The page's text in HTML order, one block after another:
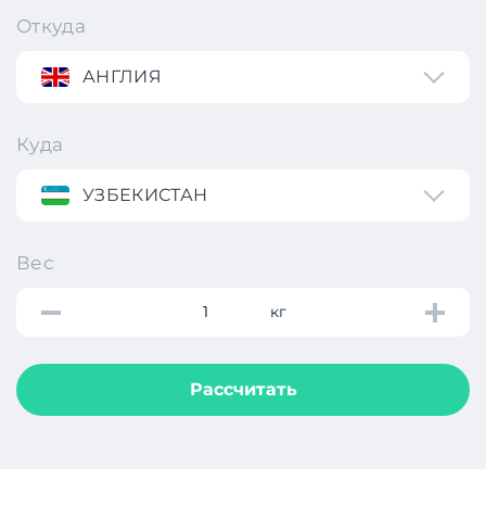
Откуда
АНГЛИЯ
Куда
УЗБЕКИСТАН
Вес
кг
Рассчитать